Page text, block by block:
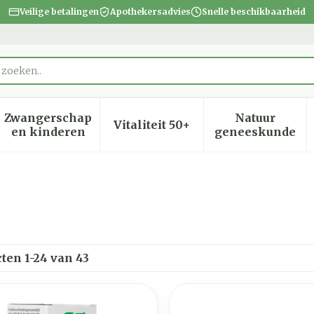
Veilige betalingen Apothekersadvies Snelle beschikbaarheid
verzorging en hygiëne categorie
voor Dieet, voeding en vitamines categorie
Zwangerschap
en kinderenToon submenu voor Zwangerschap en
Vitaliteit 50+Toon submenu voor
Natuur
geneeskunde
Toon
1-24 van 43